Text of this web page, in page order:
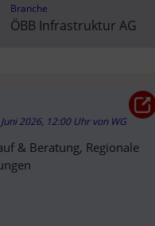
Branche
ÖBB Infrastruktur AG
2026, 12:00 Uhr von WG
& Beratung, Regionale